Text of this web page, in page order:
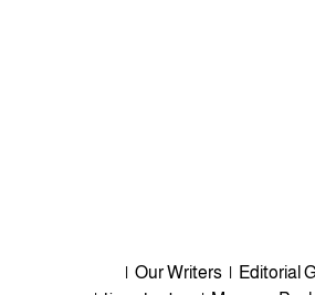
Editorial
Our Writers